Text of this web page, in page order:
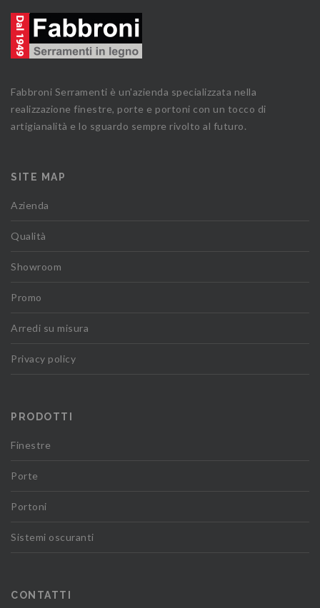
Fabbroni Serramenti è un'azienda specializzata nella
realizzazione finestre, porte e portoni con un tocco di
artigianalità e lo sguardo sempre rivolto al futuro.
SITE MAP
Azienda
Qualità
Showroom
Promo
Arredi su misura
Privacy policy
PRODOTTI
Finestre
Porte
Portoni
Sistemi oscuranti
CONTATTI